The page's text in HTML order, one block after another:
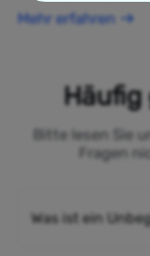
Mehr erfahren
Bitte lesen Sie
Fragen
Was ist ein